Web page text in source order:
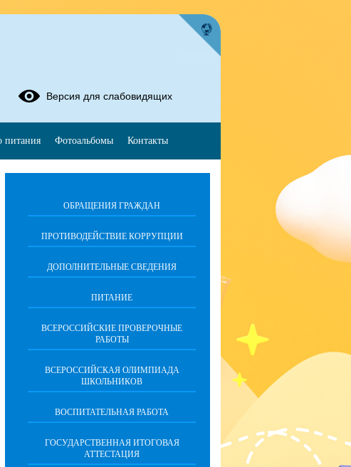
ОБРАЩЕНИЯ ГРАЖДАН
ПРОТИВОДЕЙСТВИЕ КОРРУПЦИИ
ДОПОЛНИТЕЛЬНЫЕ СВЕДЕНИЯ
ПИТАНИЕ
ВСЕРОССИЙСКИЕ ПРОВЕРОЧНЫЕ
РАБОТЫ
ВСЕРОССИЙСКАЯ ОЛИМПИАДА
ШКОЛЬНИКОВ
ВОСПИТАТЕЛЬНАЯ РАБОТА
ГОСУДАРСТВЕННАЯ ИТОГОВАЯ
АТТЕСТАЦИЯ
Версия для слабовидящих
питания Фотоальбомы Контакты